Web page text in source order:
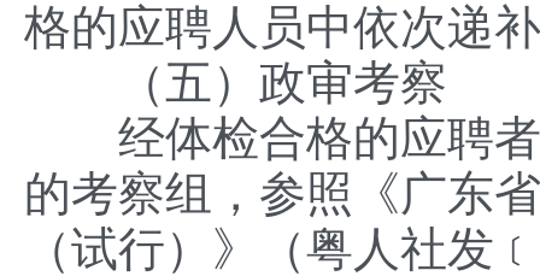
格的应聘人员中依次递
（五）政审考察
经体检合格的应聘者
的考察组，参照《广东
（试行）》（粤人社发